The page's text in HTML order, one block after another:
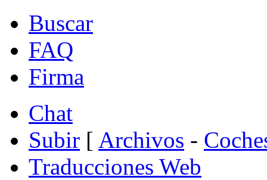
Buscar
FAQ
Firma
Chat
Subir [ Archivos -
Traducciones Web